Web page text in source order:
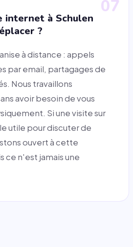
07
internet à Schulen
?
à distance : appels
par email, partagages de
Nous travaillons
avoir besoin de vous
Si une visite sur
utile pour discuter de
ouvert à cette
ce n'est jamais une